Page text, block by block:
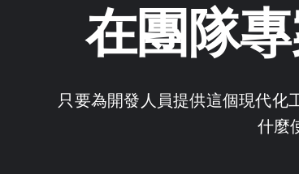
在團隊
只要為開發人員提供這個現代化
什麼